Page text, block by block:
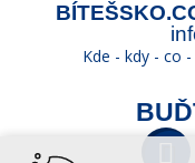
Kde - kdy - co